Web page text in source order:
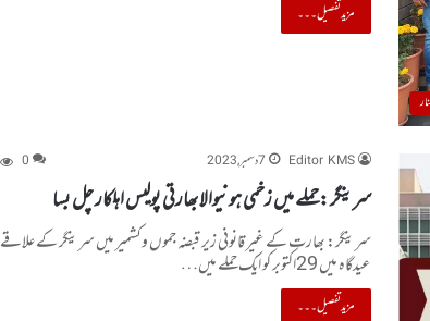
مزید تفصیل۔۔۔
Editor KMS 7 دسمبر, 2023 0
سرینگر :حملے میں زخمی ہونیوالا بھارتی پولیس اہلکار چل بسا
سرینگر: بھارت کے غیر قانونی زیر قبضہ جموں وکشمیر میں سرینگر کے علاقے
عیدگاہ میں 29اکتوبر کو ایک حملے میں…
مزید تفصیل۔۔۔